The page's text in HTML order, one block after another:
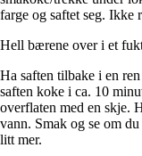
farge og saftet seg. Ikke
Hell bærene over i et
Ha saften tilbake i en
saften koke i ca. 10
overflaten med en skje.
vann. Smak og se om
litt mer.